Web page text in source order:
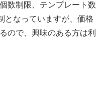
数制限、テンプレート数
となっていますが、価格
ので、興味のある方は利